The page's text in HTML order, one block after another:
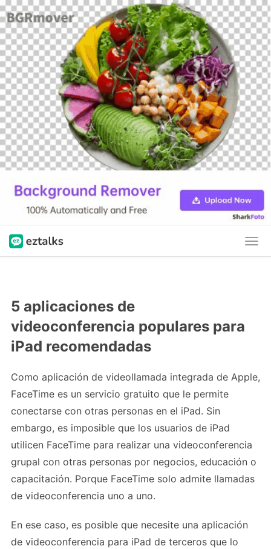
5 aplicaciones de
videoconferencia populares para
iPad recomendadas
Como aplicación de videollamada integrada de Apple,
FaceTime es un servicio gratuito que le permite
conectarse con otras personas en el iPad. Sin
embargo, es imposible que los usuarios de iPad
utilicen FaceTime para realizar una videoconferencia
grupal con otras personas por negocios, educación o
capacitación. Porque FaceTime solo admite llamadas
de videoconferencia uno a uno.
En ese caso, es posible que necesite una aplicación
de videoconferencia para iPad de terceros que lo